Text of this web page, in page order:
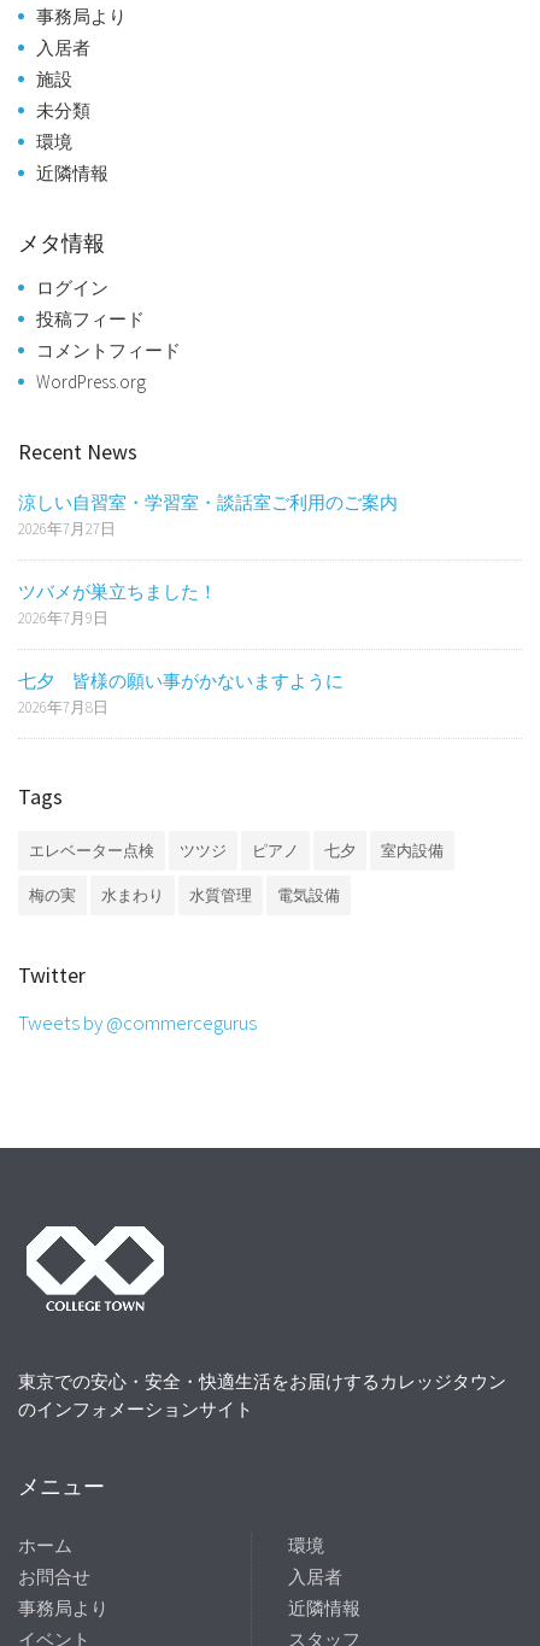
事務局より
入居者
施設
未分類
環境
近隣情報
メタ情報
ログイン
投稿フィード
コメントフィード
WordPress.org
Recent News
涼しい自習室・学習室・談話室ご利用のご案内
2026年7月27日
ツバメが巣立ちました！
2026年7月9日
七夕 皆様の願い事がかないますように
2026年7月8日
Tags
エレベーター点検 ツツジ ピアノ 七夕 室内設備
梅の実 水まわり 水質管理 電気設備
Twitter
Tweets by @commercegurus
東京での安心・安全・快適生活をお届けするカレッジタウン
のインフォメーションサイト
メニュー
ホーム
お問合せ
事務局より
イベント
環境
入居者
近隣情報
スタッフ